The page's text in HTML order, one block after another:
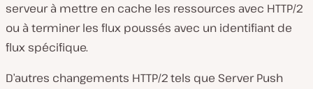
serveur à mettre en cache les ressources avec HTTP/2
ou à terminer les flux poussés avec un identifiant de
flux spécifique.
D’autres changements HTTP/2 tels que Server Push